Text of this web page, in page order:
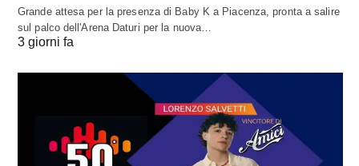
Grande attesa per la presenza di Baby K a Piacenza, pronta a salire
sul palco dell'Arena Daturi per la nuova…
3 giorni fa